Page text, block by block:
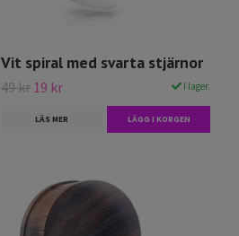
Vit spiral med svarta stjärnor
49 kr 19 kr I lager.
LÄS MER LÄGG I KORGEN